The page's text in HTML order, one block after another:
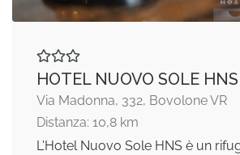
HOTEL NUOVO SOLE HNS
Via Madonna, 332, Bovolone VR
Distanza: 10,8 km
L'Hotel Nuovo Sole HNS è un